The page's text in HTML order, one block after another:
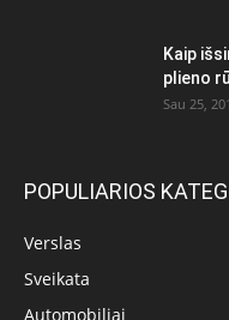
Kaip
plieno
Sau 25,
POPULIARIOS
Verslas
Sveikata
Automobiliai